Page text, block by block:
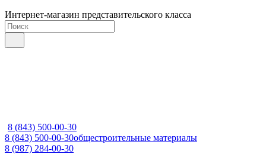
Интернет-магазин представительского класса
8 (843) 500-00-30
8 (843) 500-00-30общестроительные материалы
8 (987) 284-00-30